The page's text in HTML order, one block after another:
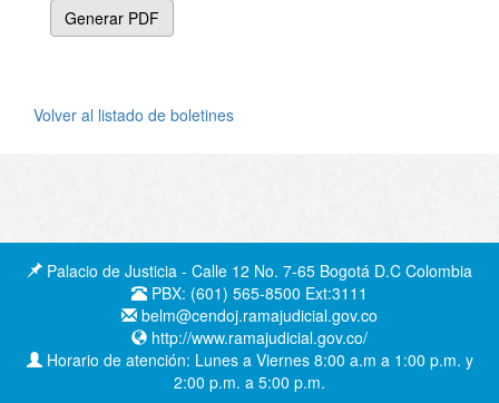
Generar PDF
Volver al listado de boletines
Palacio de Justicia - Calle 12 No. 7-65 Bogotá D.C Colombia
PBX: (601) 565-8500 Ext:3111
belm@cendoj.ramajudicial.gov.co
http://www.ramajudicial.gov.co/
Horario de atención: Lunes a Viernes 8:00 a.m a 1:00 p.m. y
2:00 p.m. a 5:00 p.m.